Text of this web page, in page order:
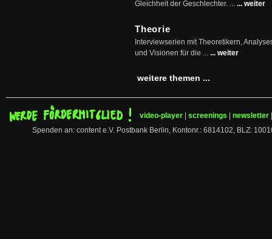
Gleichheit der Geschlechter. ... ... weiter
Theorie
Interviewserien mit Theoretikern,
und Visionen für die ... ... weiter
weitere themen ...
video-player screenings newsletter
Spenden an: content e.V. Postbank Berlin, Kontonr.: 6814102, BLZ: